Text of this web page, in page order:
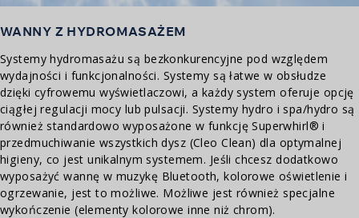
WANNY Z HYDROMASAŻEM
Systemy hydromasażu są bezkonkurencyjne pod względem
wydajności i funkcjonalności. Systemy są łatwe w obsłudze
dzięki cyfrowemu wyświetlaczowi, a każdy system oferuje opcję
ciągłej regulacji mocy lub pulsacji. Systemy hydro i spa/hydro są
również standardowo wyposażone w funkcję Superwhirl® i
przedmuchiwanie wszystkich dysz (Cleo Clean) dla optymalnej
higieny, co jest unikalnym systemem. Jeśli chcesz dodatkowo
wyposażyć wannę w muzykę Bluetooth, kolorowe oświetlenie i
ogrzewanie, jest to możliwe. Możliwe jest również specjalne
wykończenie (elementy kolorowe inne niż chrom).